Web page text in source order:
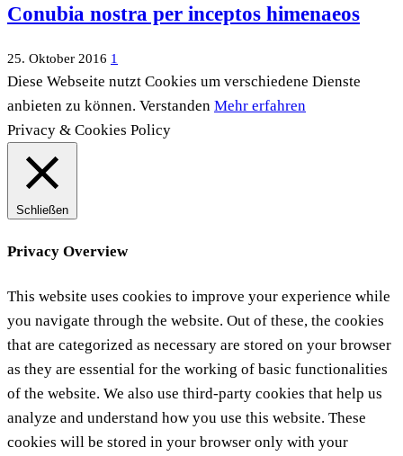
Conubia nostra per inceptos himenaeos
25. Oktober 2016 1
Diese Webseite nutzt Cookies um verschiedene Dienste
anbieten zu können. Verstanden Mehr erfahren
Privacy & Cookies Policy
Schließen
Privacy Overview
This website uses cookies to improve your experience while
you navigate through the website. Out of these, the cookies
that are categorized as necessary are stored on your browser
as they are essential for the working of basic functionalities
of the website. We also use third-party cookies that help us
analyze and understand how you use this website. These
cookies will be stored in your browser only with your